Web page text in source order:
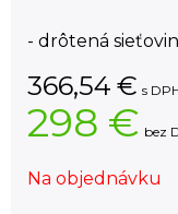
- drôtená
366,54 € s
298 € bez
Na objednávku